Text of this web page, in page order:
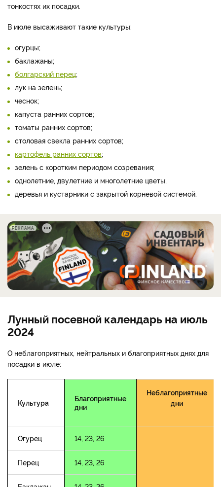
тонкостях их посадки.
В июле высаживают такие культуры:
огурцы;
баклажаны;
болгарский перец;
лук на зелень;
чеснок;
капуста ранних сортов;
томаты ранних сортов;
столовая свекла ранних сортов;
картофель ранних сортов;
зелень с коротким периодом созревания;
однолетние, двулетние и многолетние цветы;
деревья и кустарники с закрытой корневой системой.
РЕКЛАМА
Лунный посевной календарь на июль
2024
О неблагоприятных, нейтральных и благоприятных днях для
посадки в июле:
Культура
Благоприятные
дни
Неблагоприятные
дни
Огурец 14, 23, 26
Перец 14, 23, 26